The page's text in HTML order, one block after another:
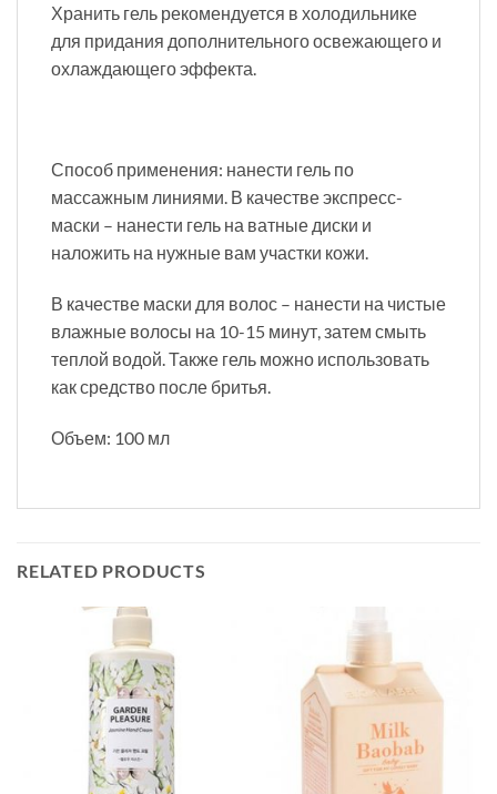
Хранить гель рекомендуется в холодильнике
для придания дополнительного освежающего и
охлаждающего эффекта.
Способ применения: нанести гель по
массажным линиями. В качестве экспресс-
маски – нанести гель на ватные диски и
наложить на нужные вам участки кожи.
В качестве маски для волос – нанести на чистые
влажные волосы на 10-15 минут, затем смыть
теплой водой. Также гель можно использовать
как средство после бритья.
Объем: 100 мл
RELATED PRODUCTS